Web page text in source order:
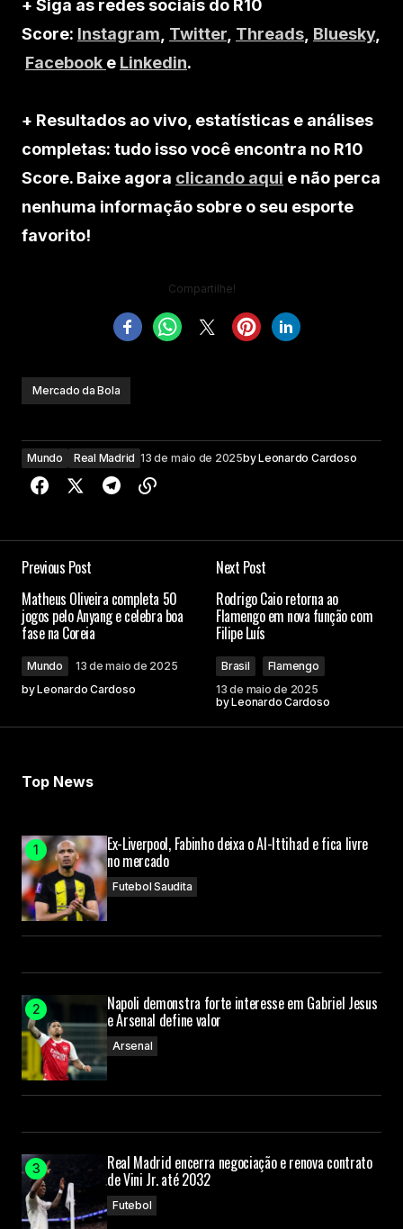
+ Siga as redes sociais do R10
Score: Instagram Twitter Threads Bluesky,
Facebook e Linkedin.
+ Resultados ao vivo, estatísticas e análises
completas: tudo isso você encontra no R10
Score. Baixe agora clicando aqui e não perca
nenhuma informação sobre o seu esporte
favorito!
Compartilhe!
Mercado da Bola
Mundo Real Madrid 13 de maio de 2025byLeonardo Cardoso
Previous Post
Matheus Oliveira completa 50
jogos pelo Anyang e celebra boa
fase na Coreia
Mundo
13 de maio de 2025
byLeonardo Cardoso
Next Post
Rodrigo Caio retorna ao
Flamengo em nova função com
Filipe Luís
Brasil
Flamengo
13 de maio de 2025
byLeonardo Cardoso
Top News
Ex-Liverpool, Fabinho deixa o Al-Ittihad e fica livre
no mercado
Futebol Saudita
Napoli demonstra forte interesse em Gabriel Jesus
e Arsenal define valor
Arsenal
Real Madrid encerra negociação e renova contrato
de Vini Jr. até 2032
Futebol